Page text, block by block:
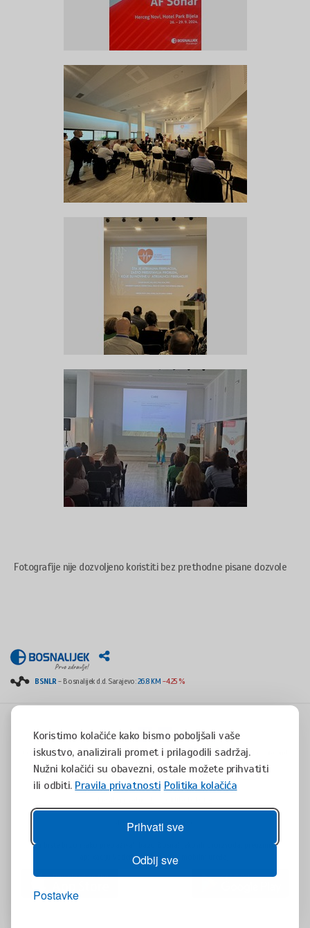
Koristimo kolačiće kako bismo poboljšali vaše
iskustvo, analizirali promet i prilagodili sadržaj.
Nužni kolačići su obavezni, ostale možete prihvatiti
ili odbiti. Pravila privatnosti Politika kolačića
Prihvati sve
Odbij sve
Postavke
Fotografije nije dozvoljeno koristiti bez prethodne pisane dozvole
BSNLR- Bosnalijek d.d. Sarajevo:26.8 KM -4.25 %
Copyright © 2008 - 2017 - All rights reserved - Jukićeva 53, 71000 Sarajevo, Bosnia and
Herzegovina
tel. +387(0)33 254 400 - fax. +387(0)33 814 253 -
info@bosnalijek.ba
design byDWS- July 2016
Da biste brzo i lako pretraživali bazu Bosnalijekovih proizvoda, preuzmite
aplikaciju Vademaecum za Vaš mobilni uređaj.